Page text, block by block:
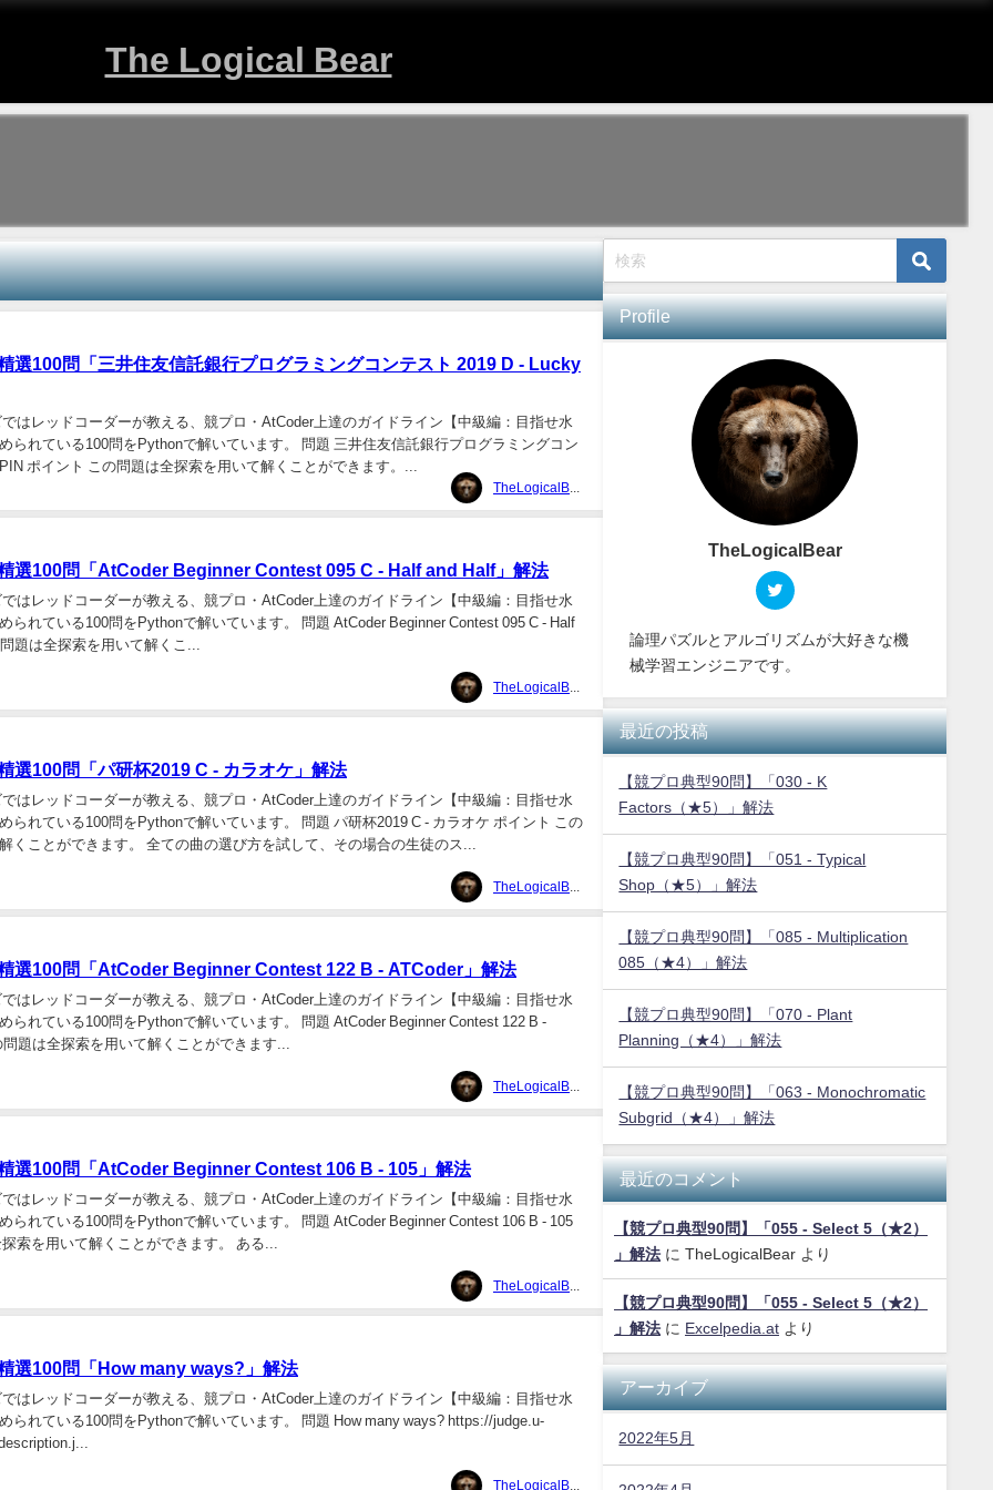
The Logical Bear
選100問「三井住友信託銀行プログラミングコンテスト 2019 D - Lucky
はレッドコーダーが教える、競プロ・AtCoder上達のガイドライン【中級編：目指せ水
られている100問をPythonで解いています。 問題 三井住友信託銀行プログラミングコン
ポイント この問題は全探索を用いて解くことができます。...
選100問「AtCoder Beginner Contest 095 C - Half and Half」解法
はレッドコーダーが教える、競プロ・AtCoder上達のガイドライン【中級編：目指せ水
られている100問をPythonで解いています。 問題 AtCoder Beginner Contest 095 C - Half
題は全探索を用いて解くこ...
選100問「パ研杯2019 C - カラオケ」解法
はレッドコーダーが教える、競プロ・AtCoder上達のガイドライン【中級編：目指せ水
られている100問をPythonで解いています。 問題 パ研杯2019 C - カラオケ ポイント この
くことができます。 全ての曲の選び方を試して、その場合の生徒のス...
選100問「AtCoder Beginner Contest 122 B - ATCoder」解法
はレッドコーダーが教える、競プロ・AtCoder上達のガイドライン【中級編：目指せ水
られている100問をPythonで解いています。 問題 AtCoder Beginner Contest 122 B -
題は全探索を用いて解くことができます...
選100問「AtCoder Beginner Contest 106 B - 105」解法
はレッドコーダーが教える、競プロ・AtCoder上達のガイドライン【中級編：目指せ水
られている100問をPythonで解いています。 問題 AtCoder Beginner Contest 106 B - 105
索を用いて解くことができます。 ある...
選100問「How many ways?」解法
はレッドコーダーが教える、競プロ・AtCoder上達のガイドライン【中級編：目指せ水
られている100問をPythonで解いています。 問題 How many ways? https://judge.u-
Profile
TheLogicalBear
論理パズルとアルゴリズムが大好きな機
械学習エンジニアです。
最近の投稿
【競プロ典型90問】「030 - K
Factors（★5）」解法
【競プロ典型90問】「051 - Typical
Shop（★5）」解法
【競プロ典型90問】「085 - Multiplication
085（★4）」解法
【競プロ典型90問】「070 - Plant
Planning（★4）」解法
【競プロ典型90問】「063 - Monochromatic
Subgrid（★4）」解法
最近のコメント
【競プロ典型90問】「055 - Select 5（★2）
」解法 に TheLogicalBear より
【競プロ典型90問】「055 - Select 5（★2）
」解法 に Excelpedia.at より
アーカイブ
2022年5月